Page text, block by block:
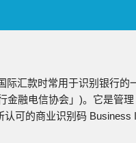
繁中
际汇款时常用于识别银行的
金融电信协会」)。它是管
认可的商业识别码 Business